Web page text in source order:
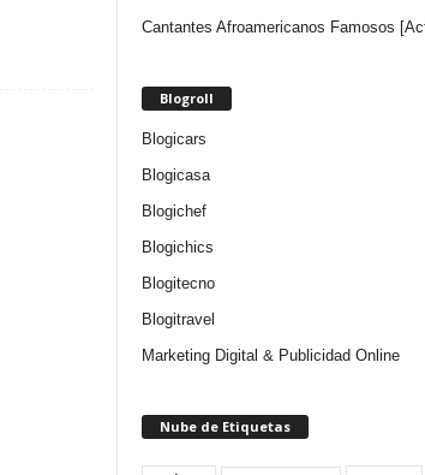
Cantantes Afroamericanos Famosos
Blogroll
Blogicars
Blogicasa
Blogichef
Blogichics
Blogitecno
Blogitravel
Marketing Digital & Publicidad Online
Nube de Etiquetas